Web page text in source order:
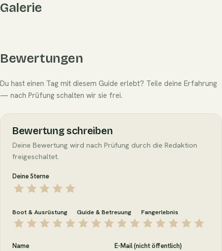
Galerie
Bewertungen
Du hast einen Tag mit diesem Guide erlebt? Teile deine Erfahrung
— nach Prüfung schalten wir sie frei.
Bewertung schreiben
Deine Bewertung wird nach Prüfung durch die Redaktion
freigeschaltet.
Deine Sterne
Boot & Ausrüstung Guide & Betreuung Fangerlebnis
Name E-Mail (nicht öffentlich)